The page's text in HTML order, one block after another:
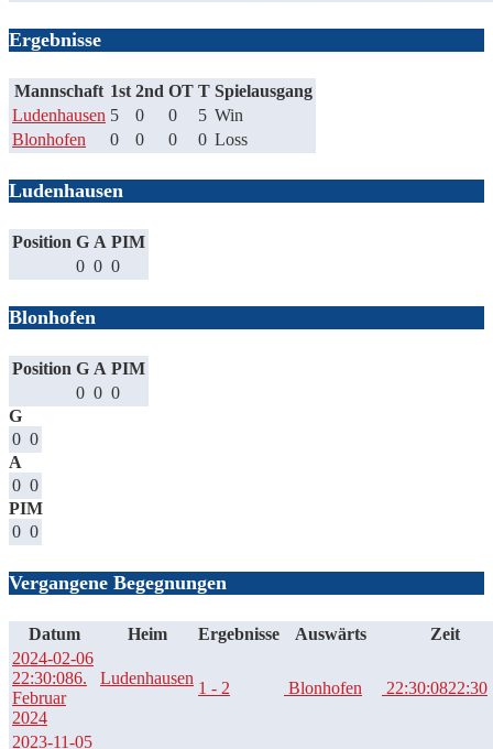
Ergebnisse
Mannschaft 1st 2nd OT T Spielausgang
Ludenhausen 5 0 0 5 Win
Blonhofen
0 0 0 0 Loss
Ludenhausen
Position G A PIM
0 0 0
Blonhofen
Position G A PIM
0 0 0
G
0 0
A
0 0
PIM
0 0
Vergangene Begegnungen
Datum Heim Ergebnisse Auswärts
Zeit
2024-02-06
22:30:086.
Februar
2024
Ludenhausen
1 - 2 Blonhofen 22:30:0822:30
2023-11-05